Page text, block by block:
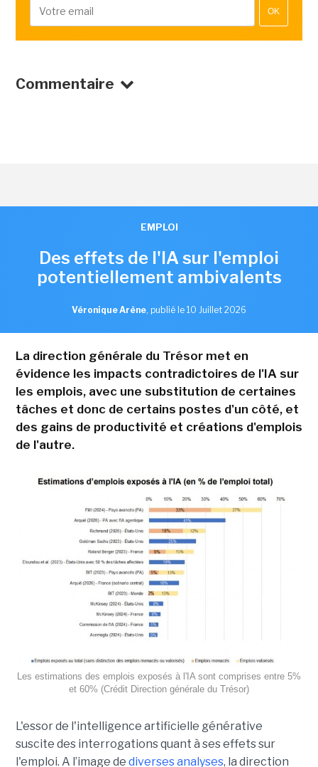
OK
Commentaire
EMPLOI
Des effets de l'IA sur l'emploi
potentiellement ambivalents
Véronique Arène, publié le 10 Juillet 2026
La direction générale du Trésor met en
évidence les impacts contradictoires de l'IA sur
les emplois, avec une substitution de certaines
tâches et donc de certains postes d'un côté, et
des gains de productivité et créations d'emplois
de l'autre.
Les estimations des emplois exposés à l'IA sont comprises entre 5%
et 60% (Crédit Direction générale du Trésor)
L'essor de l'intelligence artificielle générative
suscite des interrogations quant à ses effets sur
l'emploi. A l’image de diverses analyses, la direction